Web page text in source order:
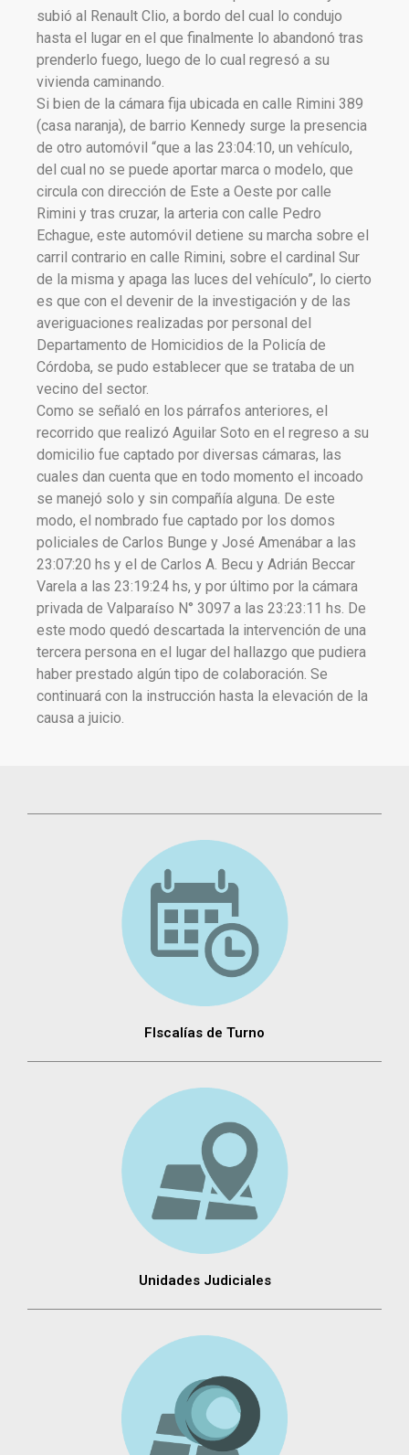
subió al Renault Clio, a bordo del cual lo condujo
hasta el lugar en el que finalmente lo abandonó tras
prenderlo fuego, luego de lo cual regresó a su
vivienda caminando.
Si bien de la cámara fija ubicada en calle Rimini 389
(casa naranja), de barrio Kennedy surge la presencia
de otro automóvil “que a las 23:04:10, un vehículo,
del cual no se puede aportar marca o modelo, que
circula con dirección de Este a Oeste por calle
Rimini y tras cruzar, la arteria con calle Pedro
Echague, este automóvil detiene su marcha sobre el
carril contrario en calle Rimini, sobre el cardinal Sur
de la misma y apaga las luces del vehículo”, lo cierto
es que con el devenir de la investigación y de las
averiguaciones realizadas por personal del
Departamento de Homicidios de la Policía de
Córdoba, se pudo establecer que se trataba de un
vecino del sector.
Como se señaló en los párrafos anteriores, el
recorrido que realizó Aguilar Soto en el regreso a su
domicilio fue captado por diversas cámaras, las
cuales dan cuenta que en todo momento el incoado
se manejó solo y sin compañía alguna. De este
modo, el nombrado fue captado por los domos
policiales de Carlos Bunge y José Amenábar a las
23:07:20 hs y el de Carlos A. Becu y Adrián Beccar
Varela a las 23:19:24 hs, y por último por la cámara
privada de Valparaíso N° 3097 a las 23:23:11 hs. De
este modo quedó descartada la intervención de una
tercera persona en el lugar del hallazgo que pudiera
haber prestado algún tipo de colaboración. Se
continuará con la instrucción hasta la elevación de la
causa a juicio.
FIscalías de Turno
Unidades Judiciales